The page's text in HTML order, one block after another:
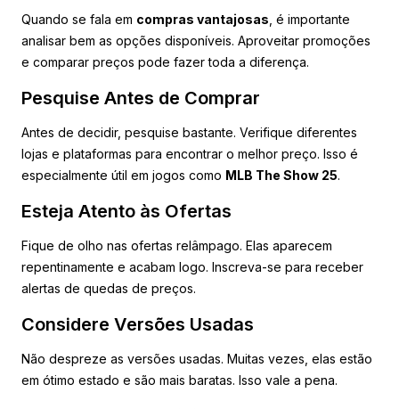
Quando se fala em compras vantajosas , é importante
analisar bem as opções disponíveis. Aproveitar promoções
e comparar preços pode fazer toda a diferença.
Pesquise Antes de Comprar
Antes de decidir, pesquise bastante. Verifique diferentes
lojas e plataformas para encontrar o melhor preço. Isso é
especialmente útil em jogos como MLB The Show 25.
Esteja Atento às Ofertas
Fique de olho nas ofertas relâmpago. Elas aparecem
repentinamente e acabam logo. Inscreva-se para receber
alertas de quedas de preços.
Considere Versões Usadas
Não despreze as versões usadas. Muitas vezes, elas estão
em ótimo estado e são mais baratas. Isso vale a pena.